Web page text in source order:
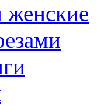
женские